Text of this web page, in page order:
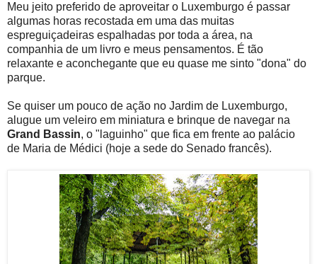
Meu jeito preferido de aproveitar o Luxemburgo é passar
algumas horas recostada em uma das muitas
espreguiçadeiras espalhadas por toda a área, na
companhia de um livro e meus pensamentos. É tão
relaxante e aconchegante que eu quase me sinto "dona" do
parque.
Se quiser um pouco de ação no Jardim de Luxemburgo,
alugue um veleiro em miniatura e brinque de navegar na
Grand Bassin, o "laguinho" que fica em frente ao palácio
de Maria de Médici (hoje a sede do Senado francês).